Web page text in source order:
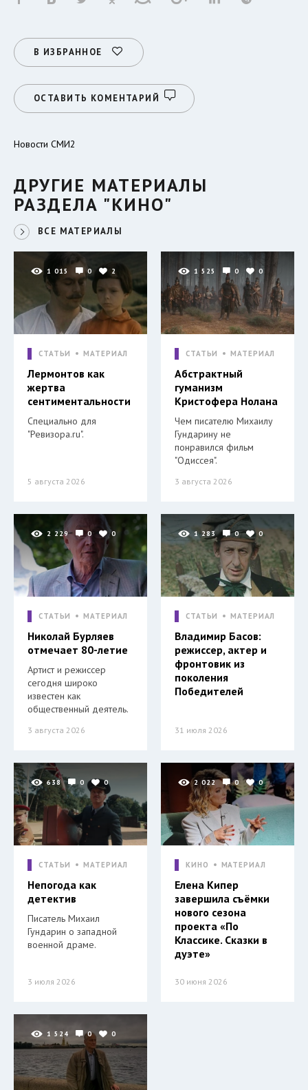
В ИЗБРАННОЕ
ОСТАВИТЬ КОМЕНТАРИЙ
Новости СМИ2
ДРУГИЕ МАТЕРИАЛЫ
РАЗДЕЛА "КИНО"
ВСЕ МАТЕРИАЛЫ
1 015 0 2
СТАТЬИ МАТЕРИАЛ
Лермонтов как
жертва
сентиментальности
Специально для
"Ревизора.ru".
5 августа 2026
1 525 0 0
СТАТЬИ МАТЕРИАЛ
Абстрактный
гуманизм
Кристофера Нолана
Чем писателю Михаилу
Гундарину не
понравился фильм
"Одиссея".
3 августа 2026
2 229 0 0
СТАТЬИ МАТЕРИАЛ
Николай Бурляев
отмечает 80-летие
Артист и режиссер
сегодня широко
известен как
общественный деятель.
3 августа 2026
1 283 0 0
СТАТЬИ МАТЕРИАЛ
Владимир Басов:
режиссер, актер и
фронтовик из
поколения
Победителей
31 июля 2026
638 0 0
СТАТЬИ МАТЕРИАЛ
Непогода как
детектив
Писатель Михаил
Гундарин о западной
военной драме.
3 июля 2026
2 022 0 0
КИНО МАТЕРИАЛ
Елена Кипер
завершила съёмки
нового сезона
проекта «По
Классике. Сказки в
дуэте»
30 июня 2026
1 524 0 0